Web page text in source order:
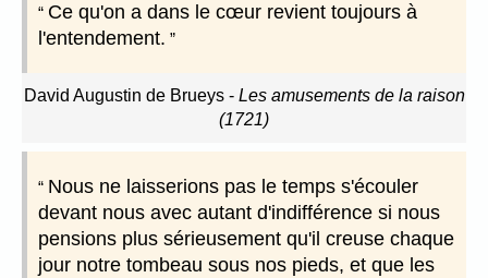
Ce qu'on a dans le cœur revient toujours à
l'entendement.
David Augustin de Brueys- Les amusements de la raison
(1721)
Nous ne laisserions pas le temps s'écouler
devant nous avec autant d'indifférence si nous
pensions plus sérieusement qu'il creuse chaque
jour notre tombeau sous nos pieds, et que les